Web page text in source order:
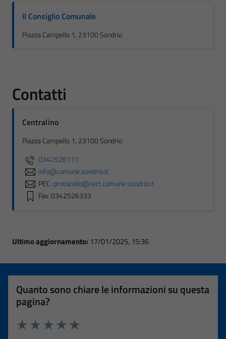
Il Consiglio Comunale
Piazza Campello 1, 23100 Sondrio
Contatti
Centralino
Piazza Campello 1, 23100 Sondrio
0342526111
info@comune.sondrio.it
PEC: protocollo@cert.comune.sondrio.it
Fax: 0342526333
Ultimo aggiornamento: 17/01/2025, 15:36
Quanto sono chiare le informazioni su questa
pagina?